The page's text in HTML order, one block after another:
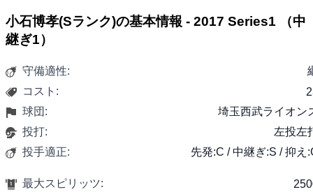
小石博孝(Sランク)の基本情報 - 2017 Series1 （中
継ぎ1）
守備適性:
コスト:
球団:
埼玉西武ライオン
投打:
左投左
投手適正:
先発:C / 中継ぎ:S / 抑え
最大スピリッツ: